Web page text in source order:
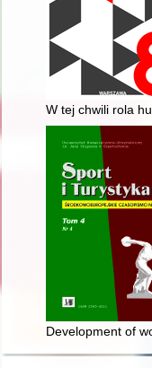
W tej chwili rola
Development of